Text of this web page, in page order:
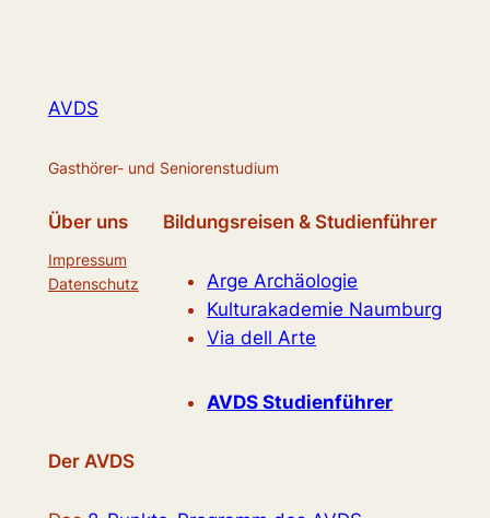
AVDS
Gasthörer- und Seniorenstudium
Über uns
Impressum
Datenschutz
Bildungsreisen & Studienführer
Arge Archäologie
Kulturakademie Naumburg
Via dell Arte
AVDS Studienführer
Der AVDS